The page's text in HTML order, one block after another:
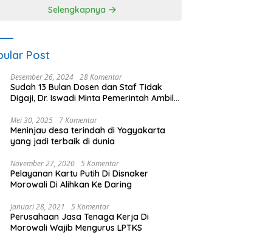
Selengkapnya
Post
Desember 26, 2024 28 Komentar
Sudah 13 Bulan Dosen dan Staf Tidak
Digaji, Dr. Iswadi Minta Pemerintah Ambil
Mei 30, 2025 7 Komentar
Meninjau desa terindah di Yogyakarta
yang jadi terbaik di dunia
November 27, 2020 5 Komentar
Pelayanan Kartu Putih Di Disnaker
Morowali Di Alihkan Ke Daring
Januari 28, 2021 5 Komentar
Perusahaan Jasa Tenaga Kerja Di
Morowali Wajib Mengurus LPTKS